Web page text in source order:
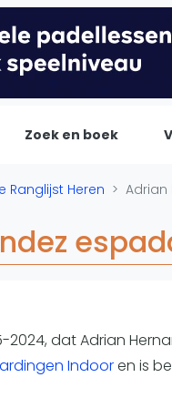
Padel
Nieuws
Zoek en boek
Ranglijst Heren Adrian
dat Adrian
Indooren is